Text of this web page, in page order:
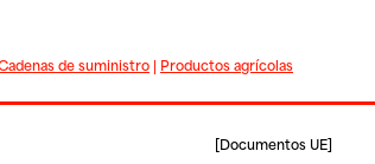
de suministro| Productos agrícolas
[Documentos UE]